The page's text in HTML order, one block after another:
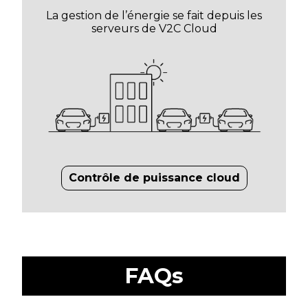
La gestion de l’énergie se fait depuis les
serveurs de V2C Cloud
Contrôle de puissance cloud
FAQs